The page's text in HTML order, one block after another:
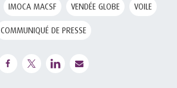
IMOCA MACSF VENDÉE GLOBE VOILE
COMMUNIQUÉ DE PRESSE